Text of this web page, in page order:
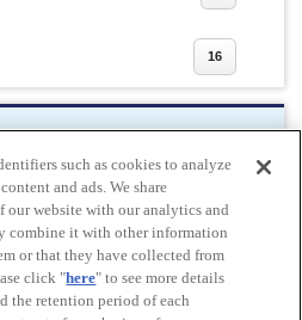
16
検索する
such as cookies to analyze
and ads. We share
our website with our analytics and
combine it with other information
or that they have collected from
click "here" to see more details
the retention period of each